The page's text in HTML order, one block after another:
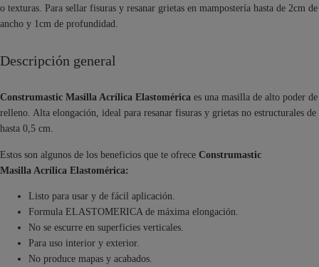
o texturas. Para sellar fisuras y resanar grietas en mampostería hasta de 2cm de
ancho y 1cm de profundidad.
Descripción general
Construmastic Masilla Acrílica Elastomérica es una masilla de alto poder de
relleno. Alta elongación, ideal para resanar fisuras y grietas no estructurales de
hasta 0,5 cm.
Estos son algunos de los beneficios que te ofrece Construmastic
Masilla Acrílica Elastomérica:
Listo para usar y de fácil aplicación.
Formula ELASTOMERICA de máxima elongación.
No se escurre en superficies verticales.
Para uso interior y exterior.
No produce mapas y acabados.